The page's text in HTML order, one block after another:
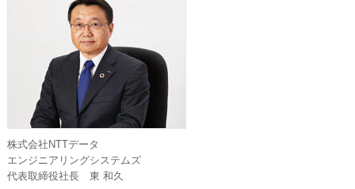
株式会社NTTデータ
エンジニアリングシステムズ
代表取締役社長 東 和久